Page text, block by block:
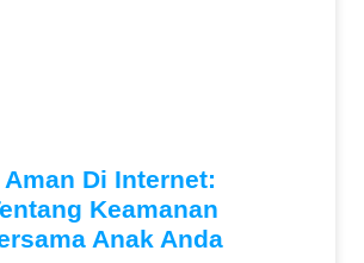
Di Internet:
Keamanan
Anak Anda